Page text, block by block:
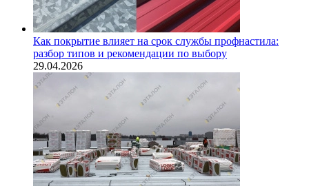
Как покрытие влияет на срок службы профнастила:
разбор типов и рекомендации по выбору
29.04.2026